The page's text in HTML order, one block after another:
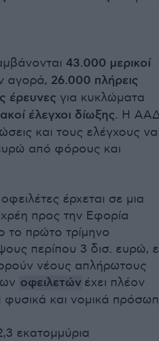
43.000 μερικοί
αγορά, 26.000 πλήρεις
έρευνες για κυκλώματα
έλεγχοι δίωξης. Η
και τους ελέγχους να
από φόρους και
έρχεται σε μια
προς την Εφορία
το πρώτο τρίμηνο
περίπου 3 δισ. ευρώ,
νέους απλήρωτους
οφειλετών έχει πλέον
φυσικά και νομικά
εκατομμύρια